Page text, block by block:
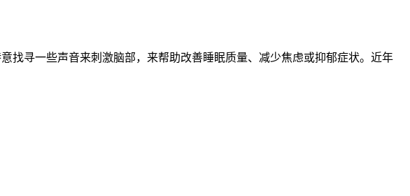
找寻一些声音来刺激脑部，来帮助改善睡眠质量、减少焦虑或抑郁症状。近年